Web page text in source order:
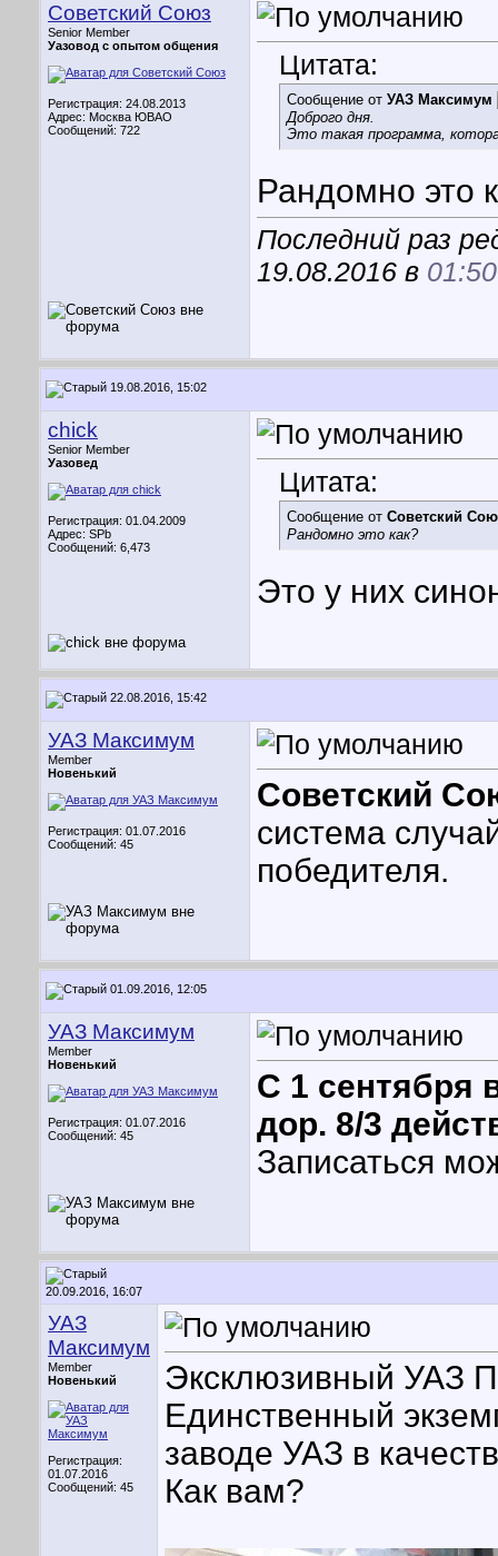
Советский Союз
Senior Member
Уазовод с опытом общения
Регистрация: 24.08.2013
Адрес: Москва ЮВАО
Сообщений: 722
Цитата:
Сообщение от УАЗ Максимум
Доброго дня.
Это такая программа,
Рандомно это
Последний раз
19.08.2016 в 01:50
19.08.2016, 15:02
chick
Senior Member
Уазовед
Регистрация: 01.04.2009
Адрес: SPb
Сообщений: 6,473
Цитата:
Сообщение от Советский
Рандомно это как?
Это у них
22.08.2016, 15:42
УАЗ Максимум
Member
Новенький
Регистрация: 01.07.2016
Сообщений: 45
Советский
система
победителя.
01.09.2016, 12:05
УАЗ Максимум
Member
Новенький
Регистрация: 01.07.2016
Сообщений: 45
С 1 сентября
дор. 8/3
Записаться
20.09.2016, 16:07
УАЗ
Максимум
Member
Новенький
Регистрация:
01.07.2016
Сообщений: 45
Эксклюзивный УАЗ
Единственный
заводе УАЗ в
Как вам?